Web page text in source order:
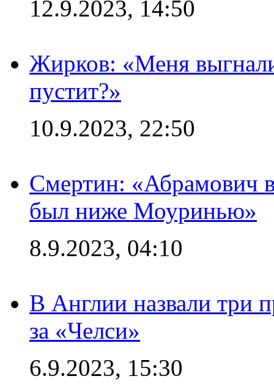
12.9.2023, 14:50
Жирков: «Меня
пустит?»
10.9.2023, 22:50
Смертин: «Абрамович в
был ниже Моуринью»
8.9.2023, 04:10
В Англии назвали три
за «Челси»
6.9.2023, 15:30